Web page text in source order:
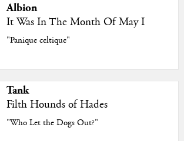
Albion
It Was In The Month Of May I
"Panique celtique"
Tank
Filth Hounds of Hades
"Who Let the Dogs Out?"